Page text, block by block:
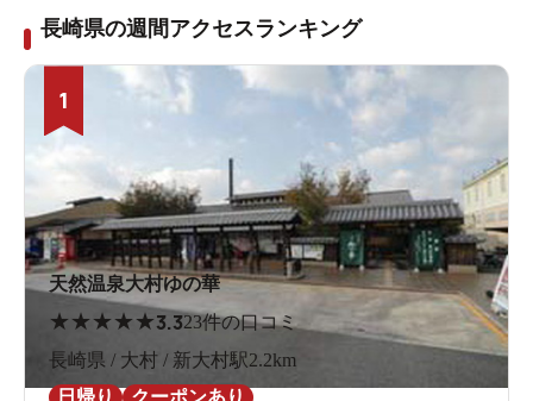
長崎県の週間アクセスランキング
1
天然温泉大村ゆの華
★ ★ ★ ★ ★3.323件の口コミ
長崎県 / 大村 / 新大村駅2.2km